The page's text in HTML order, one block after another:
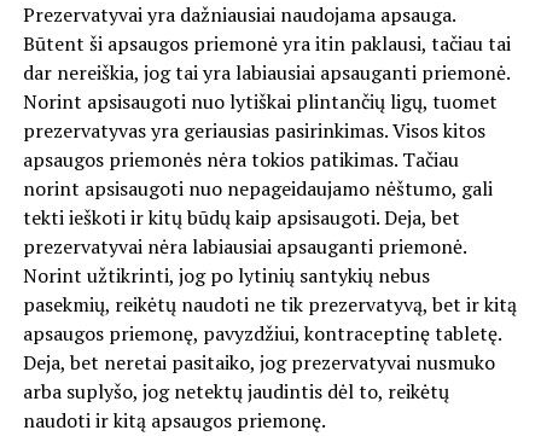
Prezervatyvai yra dažniausiai naudojama apsauga.
Būtent ši apsaugos priemonė yra itin paklausi, tačiau tai
dar nereiškia, jog tai yra labiausiai apsauganti priemonė.
Norint apsisaugoti nuo lytiškai plintančių ligų, tuomet
prezervatyvas yra geriausias pasirinkimas. Visos kitos
apsaugos priemonės nėra tokios patikimas. Tačiau
norint apsisaugoti nuo nepageidaujamo nėštumo, gali
tekti ieškoti ir kitų būdų kaip apsisaugoti. Deja, bet
prezervatyvai nėra labiausiai apsauganti priemonė.
Norint užtikrinti, jog po lytinių santykių nebus
pasekmių, reikėtų naudoti ne tik prezervatyvą, bet ir kitą
apsaugos priemonę, pavyzdžiui, kontraceptinę tabletę.
Deja, bet neretai pasitaiko, jog prezervatyvai nusmuko
arba suplyšo, jog netektų jaudintis dėl to, reikėtų
naudoti ir kitą apsaugos priemonę.